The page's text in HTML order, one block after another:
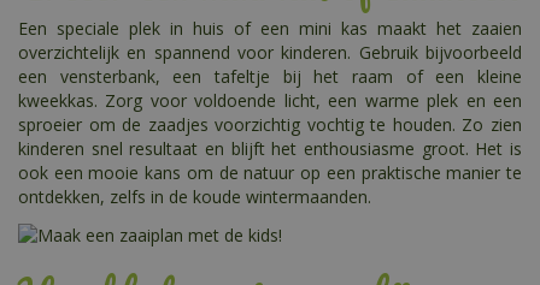
Een speciale plek in huis of een mini kas maakt het zaaien
overzichtelijk en spannend voor kinderen. Gebruik bijvoorbeeld
een vensterbank, een tafeltje bij het raam of een kleine
kweekkas. Zorg voor voldoende licht, een warme plek en een
sproeier om de zaadjes voorzichtig vochtig te houden. Zo zien
kinderen snel resultaat en blijft het enthousiasme groot. Het is
ook een mooie kans om de natuur op een praktische manier te
ontdekken, zelfs in de koude wintermaanden.